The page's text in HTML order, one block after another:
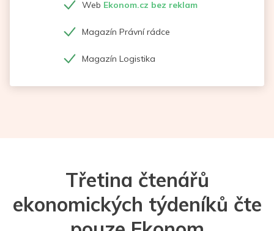
Web Ekonom.cz bez reklam
Magazín Právní rádce
Magazín Logistika
Třetina čtenářů
ekonomických týdeníků čte